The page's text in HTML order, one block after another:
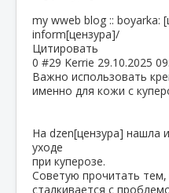
my wweb blog :: boyarka:
inform[цензура]/
Цитировать
0 #29 Kerrie 29.10.2025
Важно использовать
именно для кожи с
На dzen[цензура]
уходе
при куперозе.
Советую прочитать тем,
сталкивается с